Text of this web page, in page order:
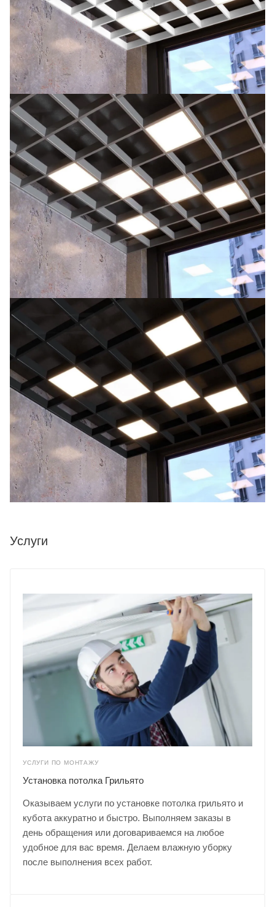
Услуги
УСЛУГИ ПО МОНТАЖУ
Установка потолка Грильято
Оказываем услуги по установке потолка грильято и
кубота аккуратно и быстро. Выполняем заказы в
день обращения или договариваемся на любое
удобное для вас время. Делаем влажную уборку
после выполнения всех работ.